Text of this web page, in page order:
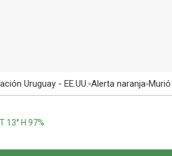
Uruguay - EE.UU. Alerta naranja
13° H 97%